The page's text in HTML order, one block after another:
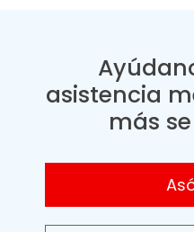
asistencia
más